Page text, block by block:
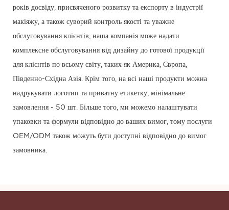
років досвіду, присвяченого розвитку та експорту в індустрії
макіяжу, а також суворий контроль якості та уважне
обслуговування клієнтів, наша компанія може надати
комплексне обслуговування від дизайну до готової продукції
для клієнтів по всьому світу, таких як Америка, Європа,
Південно-Східна Азія. Крім того, на всі наші продукти можна
надрукувати логотип та приватну етикетку, мінімальне
замовлення - 50 шт. Більше того, ми можемо налаштувати
упаковки та формули відповідно до ваших вимог, тому послуги
OEM/ODM також можуть бути доступні відповідно до вимог
замовника.